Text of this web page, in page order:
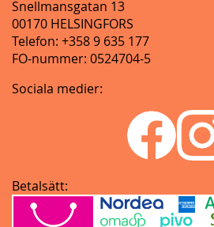
Snellmansgatan 13
00170 HELSINGFORS
Telefon: +358 9 635 177
FO-nummer: 0524704-5
Sociala medier:
Betalsätt: